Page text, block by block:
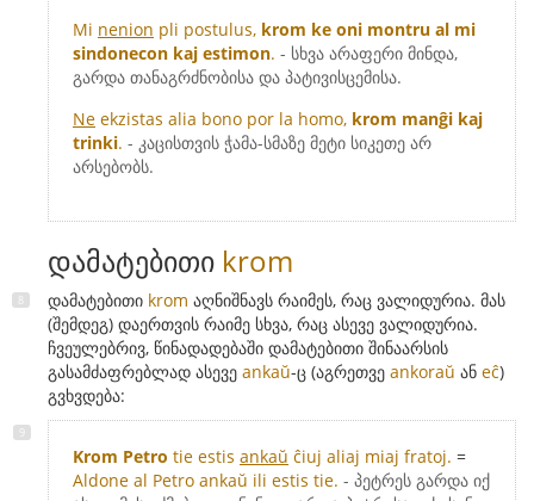
Mi nenion pli postulus, krom ke oni montru al mi
sindonecon kaj estimon. - სხვა არაფერი მინდა,
გარდა თანაგრძნობისა და პატივისცემისა.
Ne ekzistas alia bono por la homo, krom manĝi kaj
trinki. - კაცისთვის ჭამა-სმაზე მეტი სიკეთე არ
არსებობს.
დამატებითი krom
დამატებითი krom აღნიშნავს რაიმეს, რაც ვალიდურია. მას
(შემდეგ) დაერთვის რაიმე სხვა, რაც ასევე ვალიდურია.
ჩვეულებრივ, წინადადებაში დამატებითი შინაარსის
გასამძაფრებლად ასევე ankaŭ-ც (აგრეთვე ankoraŭ ან eĉ)
გვხვდება:
Krom Petro tie estis ankaŭ ĉiuj aliaj miaj fratoj. =
Aldone al Petro ankaŭ ili estis tie. - პეტრეს გარდა იქ